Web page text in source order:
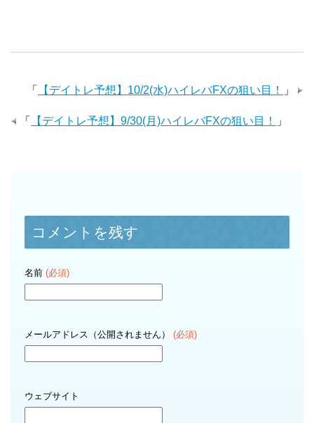
「 【デイトレ予想】10/2(水)ハイレバFXの狙い目！ 」
「 【デイトレ予想】9/30(月)ハイレバFXの狙い目！ 」
コメントを残す
名前 (必須)
メールアドレス（公開されません） (必須)
ウェブサイト